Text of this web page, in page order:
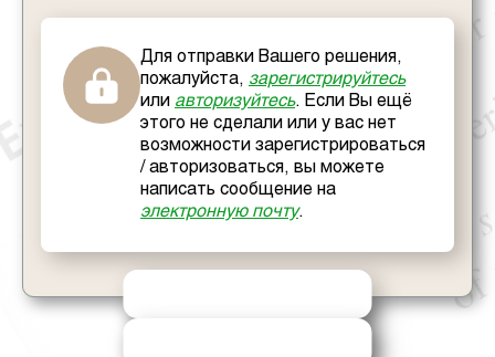
Для отправки Вашего решения,
пожалуйста, зарегистрируйтесь
или авторизуйтесь. Если Вы ещё
этого не сделали или у вас нет
возможности зарегистрироваться
/ авторизоваться, вы можете
написать сообщение на
электронную почту.